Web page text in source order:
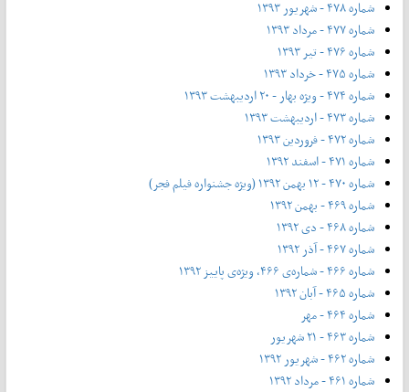
شماره ۴۷۸ - شهریور ۱۳۹۳
شماره ۴۷۷ - مرداد ۱۳۹۳
شماره ۴۷۶ - تیر ۱۳۹۳
شماره ۴۷۵ - خرداد ۱۳۹۳
شماره ۴۷۴ - ویژه بهار - ۲۰ اردیبهشت ۱۳۹۳
شماره ۴۷۳ - اردیبهشت ۱۳۹۳
شماره ۴۷۲ - فروردین ۱۳۹۳
شماره ۴۷۱ - اسفند ۱۳۹۲
شماره ۴۷۰ - ۱۲ بهمن ۱۳۹۲ (ویژه جشنواره فیلم فجر)
شماره ۴۶۹ - بهمن ۱۳۹۲
شماره ۴۶۸ - دی ۱۳۹۲
شماره ۴۶۷ - آذر ۱۳۹۲
شماره ۴۶۶ - شماره‌ی ۴۶۶، ویژه‌ی پاییز ۱۳۹۲
شماره ۴۶۵ - آبان ۱۳۹۲
شماره ۴۶۴ - مهر
شماره ۴۶۳ - ۲۱ شهریور
شماره ۴۶۲ - شهریور ۱۳۹۲
شماره ۴۶۱ - مرداد ۱۳۹۲